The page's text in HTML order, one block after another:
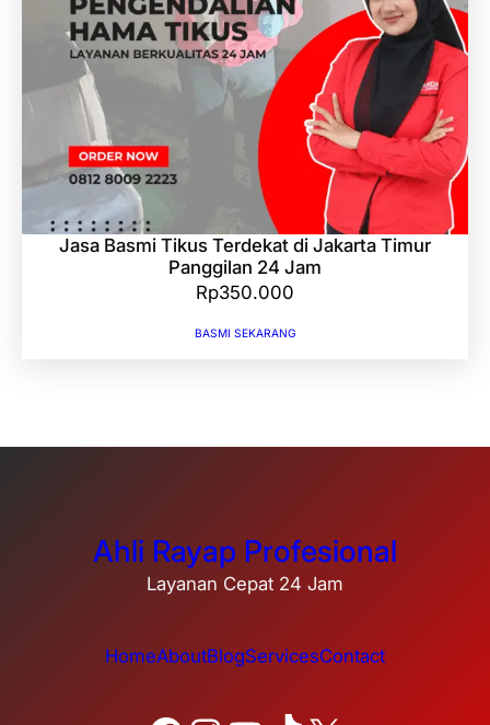
Jasa Basmi Tikus Terdekat di Jakarta Timur
Panggilan 24 Jam
Rp350.000
BASMI SEKARANG
Ahli Rayap Profesional
Layanan Cepat 24 Jam
HomeAboutBlogServicesContact